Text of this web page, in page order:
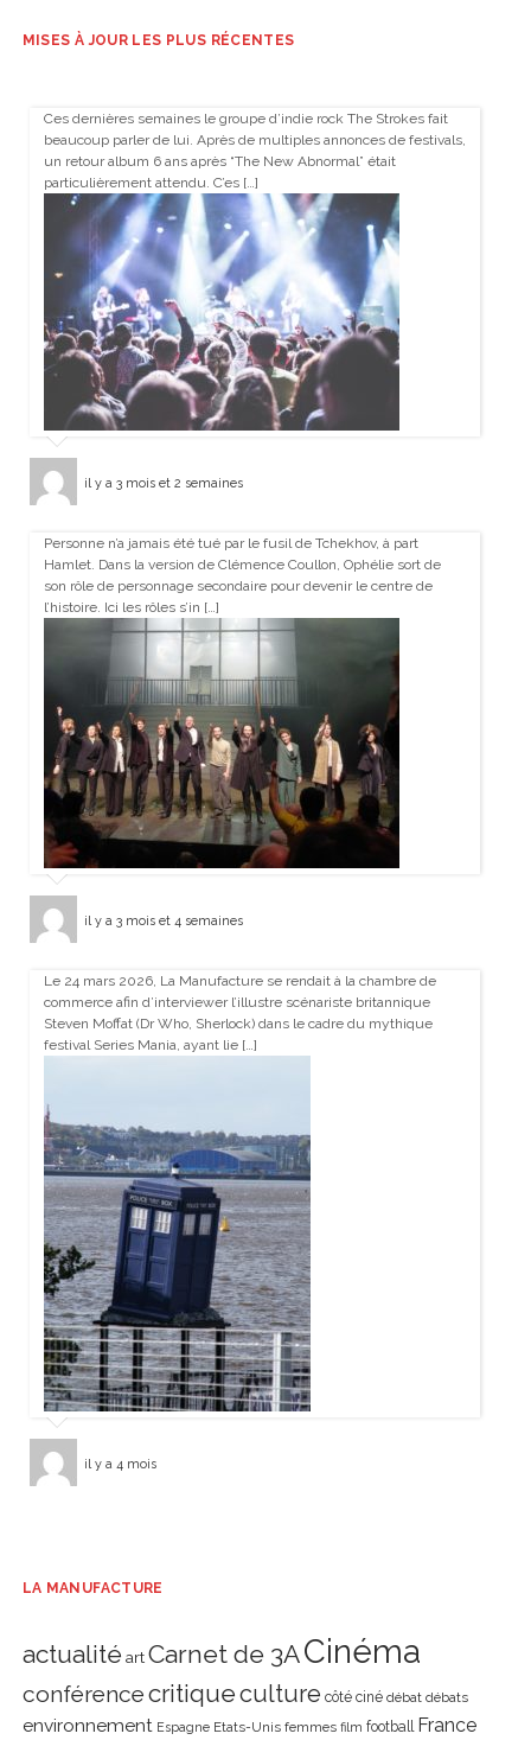
MISES À JOUR LES PLUS RÉCENTES
Ces dernières semaines le groupe d’indie rock The Strokes fait
beaucoup parler de lui. Après de multiples annonces de festivals,
un retour album 6 ans après “The New Abnormal” était
particulièrement attendu. C’es […]
il y a 3 mois et 2 semaines
Personne n’a jamais été tué par le fusil de Tchekhov, à part
Hamlet. Dans la version de Clémence Coullon, Ophélie sort de
son rôle de personnage secondaire pour devenir le centre de
l’histoire. Ici les rôles s’in […]
il y a 3 mois et 4 semaines
Le 24 mars 2026, La Manufacture se rendait à la chambre de
commerce afin d’interviewer l’illustre scénariste britannique
Steven Moffat (Dr Who, Sherlock) dans le cadre du mythique
festival Series Mania, ayant lie […]
il y a 4 mois
LA MANUFACTURE
actualité art Carnet de 3ACinéma
conférencecritiqueculture côté ciné débat débats
environnement Espagne Etats-Unis femmes film football France